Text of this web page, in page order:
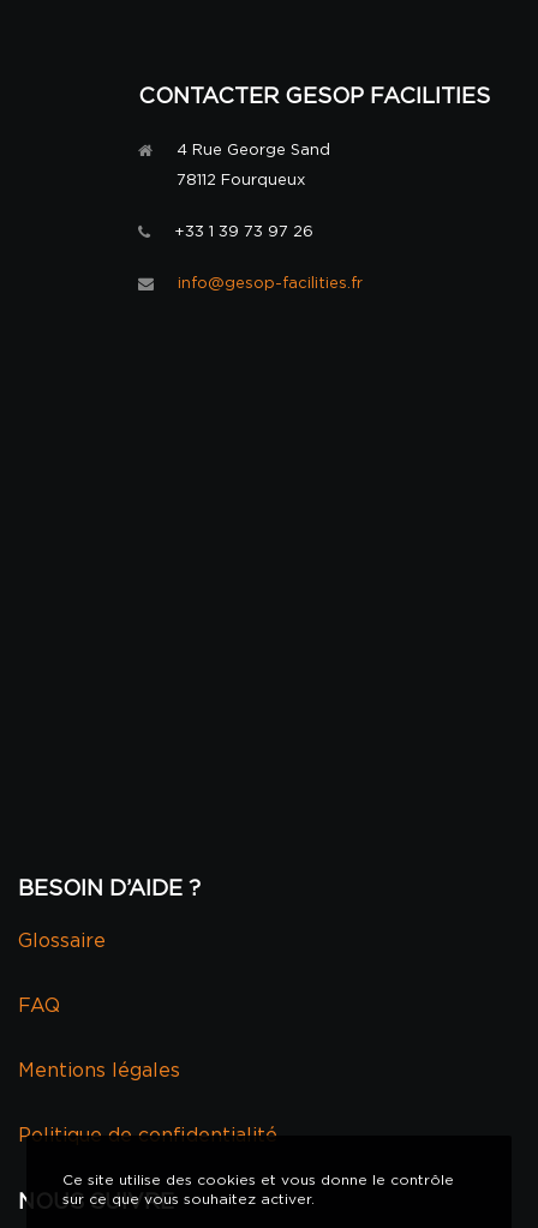
CONTACTER GESOP FACILITIES
4 Rue George Sand
78112 Fourqueux
+33 1 39 73 97 26
info@gesop-facilities.fr
BESOIN D’AIDE ?
Glossaire
FAQ
Mentions légales
Politique de confidentialité
NOUS SUIVRE
Ce site utilise des cookies et vous donne le contrôle
sur ce que vous souhaitez activer.